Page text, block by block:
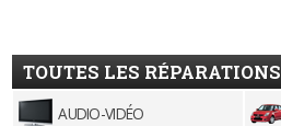
TOUTES LES RÉPARATIONS
AUDIO-VIDÉO